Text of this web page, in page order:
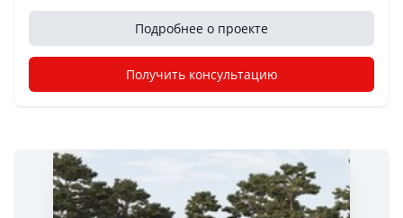
Подробнее о проекте
Получить консультацию